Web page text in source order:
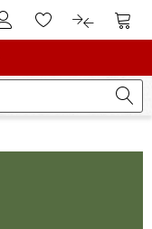
A la cuenta de cliente
A la lista de
A la A la